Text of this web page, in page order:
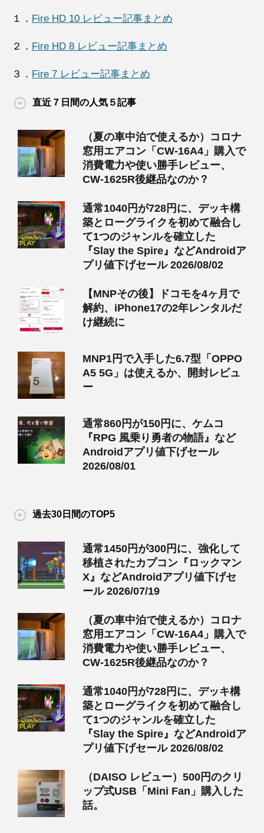
１． Fire HD 10 レビュー記事まとめ
２． Fire HD 8 レビュー記事まとめ
３． Fire 7 レビュー記事まとめ
直近７日間の人気５記事
（夏の車中泊で使えるか）コロナ
窓用エアコン「CW-16A4」購入で
消費電力や使い勝手レビュー、
CW-1625R後継品なのか？
通常1040円が728円に、デッキ構
築とローグライクを初めて融合し
て1つのジャンルを確立した
『Slay the Spire』などAndroidア
プリ値下げセール 2026/08/02
【MNPその後】ドコモを4ヶ月で
解約、iPhone17の2年レンタルだ
け継続に
MNP1円で入手した6.7型「OPPO
A5 5G」は使えるか、開封レビュ
ー
通常860円が150円に、ケムコ
『RPG 風乗り勇者の物語』など
Androidアプリ値下げセール
2026/08/01
過去30日間のTOP5
通常1450円が300円に、強化して
移植されたカプコン『ロックマン
X』などAndroidアプリ値下げセ
ール 2026/07/19
（夏の車中泊で使えるか）コロナ
窓用エアコン「CW-16A4」購入で
消費電力や使い勝手レビュー、
CW-1625R後継品なのか？
通常1040円が728円に、デッキ構
築とローグライクを初めて融合し
て1つのジャンルを確立した
『Slay the Spire』などAndroidア
プリ値下げセール 2026/08/02
（DAISO レビュー）500円のクリ
ップ式USB「Mini Fan」購入した
話。